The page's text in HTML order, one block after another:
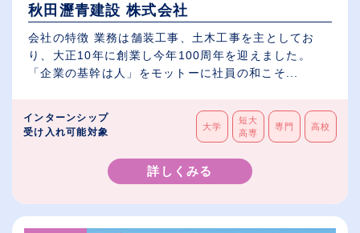
秋田瀝青建設 株式会社
会社の特徴 業務は舗装工事、土木工事を主としてお
り、大正10年に創業し今年100周年を迎えました。
「企業の基幹は人」をモットーに社員の和こそ...
インターンシップ
受け入れ可能対象
大学
短大
高専
専門 高校
詳しくみる